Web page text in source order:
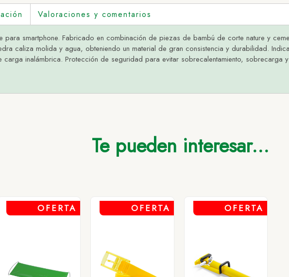
Valoraciones y comentarios
smartphone. Fabricado en combinación de piezas de bambú de corte nature y
caliza molida y agua, obteniendo un material de gran consistencia y durabilidad.
inalámbrica. Protección de seguridad para evitar sobrecalentamiento, sobrecarga
Hasta 500 Hasta 2.000 Hasta 5.000
Más de 5.000
Te pueden interesar...
OFERTA OFERTA OFERTA